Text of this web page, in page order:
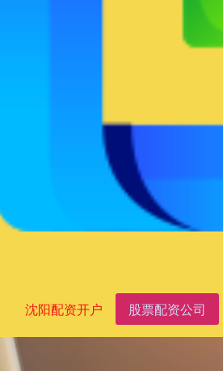
沈阳配资开户 股票配资公司